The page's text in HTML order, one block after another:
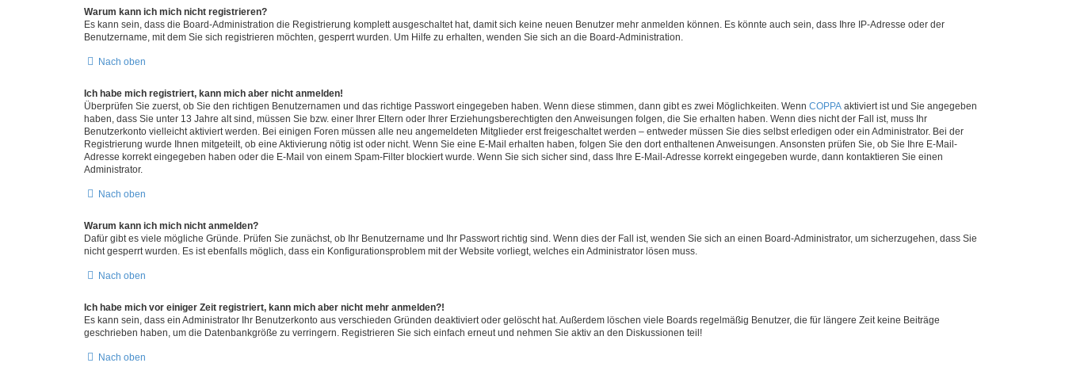
Warum kann ich mich nicht registrieren?
Es kann sein, dass die Board-Administration die Registrierung komplett ausgeschaltet hat, damit sich keine neuen Benutzer mehr anmelden können. Es könnte auch sein, dass Ihre IP-Adresse oder der
Benutzername, mit dem Sie sich registrieren möchten, gesperrt wurden. Um Hilfe zu erhalten, wenden Sie sich an die Board-Administration.
Nach oben
Ich habe mich registriert, kann mich aber nicht anmelden!
Überprüfen Sie zuerst, ob Sie den richtigen Benutzernamen und das richtige Passwort eingegeben haben. Wenn diese stimmen, dann gibt es zwei Möglichkeiten. Wenn COPPA aktiviert ist und Sie angegeben
haben, dass Sie unter 13 Jahre alt sind, müssen Sie bzw. einer Ihrer Eltern oder Ihrer Erziehungsberechtigten den Anweisungen folgen, die Sie erhalten haben. Wenn dies nicht der Fall ist, muss Ihr
Benutzerkonto vielleicht aktiviert werden. Bei einigen Foren müssen alle neu angemeldeten Mitglieder erst freigeschaltet werden – entweder müssen Sie dies selbst erledigen oder ein Administrator. Bei der
Registrierung wurde Ihnen mitgeteilt, ob eine Aktivierung nötig ist oder nicht. Wenn Sie eine E-Mail erhalten haben, folgen Sie den dort enthaltenen Anweisungen. Ansonsten prüfen Sie, ob Sie Ihre E-Mail-
Adresse korrekt eingegeben haben oder die E-Mail von einem Spam-Filter blockiert wurde. Wenn Sie sich sicher sind, dass Ihre E-Mail-Adresse korrekt eingegeben wurde, dann kontaktieren Sie einen
Administrator.
Nach oben
Warum kann ich mich nicht anmelden?
Dafür gibt es viele mögliche Gründe. Prüfen Sie zunächst, ob Ihr Benutzername und Ihr Passwort richtig sind. Wenn dies der Fall ist, wenden Sie sich an einen Board-Administrator, um sicherzugehen, dass Sie
nicht gesperrt wurden. Es ist ebenfalls möglich, dass ein Konfigurationsproblem mit der Website vorliegt, welches ein Administrator lösen muss.
Nach oben
Ich habe mich vor einiger Zeit registriert, kann mich aber nicht mehr anmelden?!
Es kann sein, dass ein Administrator Ihr Benutzerkonto aus verschieden Gründen deaktiviert oder gelöscht hat. Außerdem löschen viele Boards regelmäßig Benutzer, die für längere Zeit keine Beiträge
geschrieben haben, um die Datenbankgröße zu verringern. Registrieren Sie sich einfach erneut und nehmen Sie aktiv an den Diskussionen teil!
Nach oben